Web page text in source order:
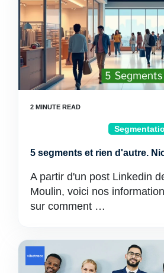
5 segments et rien d'autre.
A partir d'un post Linkedin
Moulin, voici nos
sur comment …